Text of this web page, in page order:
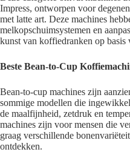
Impress, ontworpen voor
met latte art. Deze machines
melkopschuimsystemen en
kunst van koffiedranken op basis
Beste Bean-to-Cup
Bean-to-cup machines zijn
sommige modellen die
de maalfijnheid, zetdruk en
machines zijn voor mensen die
graag verschillende
ontdekken.